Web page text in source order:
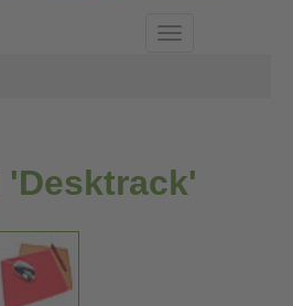
Toggle
'Desktrack'